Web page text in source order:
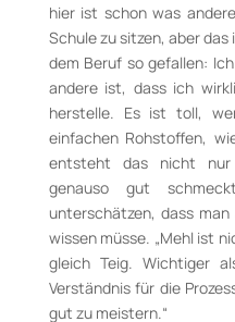
hier ist schon was
Schule zu sitzen, aber
dem Beruf so gefallen:
andere ist, dass ich
herstelle. Es ist toll,
einfachen Rohstoffen,
entsteht das nicht
genauso gut
unterschätzen, dass
wissen müsse. „Mehl ist
gleich Teig. Wichtiger
Verständnis für die
gut zu meistern.“